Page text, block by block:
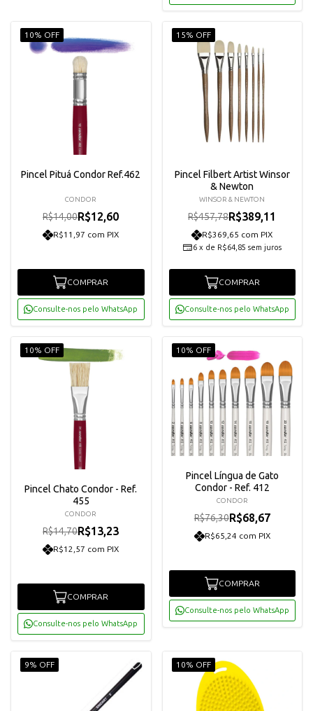
10% OFF
Pincel Pituá Condor Ref.462
CONDOR
R$14,00R$12,60
R$11,97 com PIX
COMPRAR
Consulte-nos pelo WhatsApp
15% OFF
Pincel Filbert Artist Winsor
& Newton
WINSOR & NEWTON
R$457,78R$389,11
R$369,65 com PIX
6 x de R$64,85 sem juros
COMPRAR
Consulte-nos pelo WhatsApp
10% OFF
Pincel Chato Condor - Ref.
455
CONDOR
R$14,70R$13,23
R$12,57 com PIX
COMPRAR
Consulte-nos pelo WhatsApp
10% OFF
Pincel Língua de Gato
Condor - Ref. 412
CONDOR
R$76,30R$68,67
R$65,24 com PIX
COMPRAR
Consulte-nos pelo WhatsApp
9% OFF 10% OFF